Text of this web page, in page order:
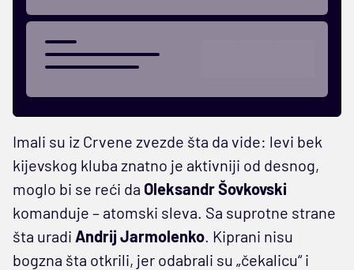
Imali su iz Crvene zvezde šta da vide: levi bek
kijevskog kluba znatno je aktivniji od desnog,
moglo bi se reći da Oleksandr Šovkovski
komanduje – atomski sleva. Sa suprotne strane
šta uradi Andrij Jarmolenko. Kiprani nisu
bogzna šta otkrili, jer odabrali su „čekalicu“ i